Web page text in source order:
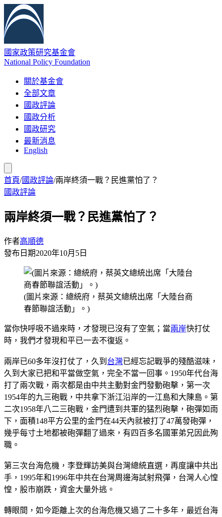
國家政策研究基金會
National Policy Foundation
關於基金會
全部文章
國政評論
國政分析
國政研究
最新消息
English
首頁/國政評論/兩岸終須一戰？民進黨怕了？
國政評論
兩岸終須一戰？民進黨怕了？
作者高順德
發布日期2020年10月5日
(圖片來源：總統府，蔡英文總統出席「大陸台商
春節聯誼活動」。)
當你快呼吸不過來時，才發現已沒有了空氣；當兩岸快打仗
時，我們才發現和平已一去不復返。
兩岸已60多年沒打仗了，久到 台灣已經忘記戰爭的殘酷滋味，
久到大家已把和平當做空氣，完全不當一回事。1950年代台海
打了兩次戰，兩次都是由中共主動對金門發動砲擊，第一次
1954年的九三砲戰，中共拿下浙江沿岸的一江島和大陳島。第
二次1958年八二三砲戰，金門遭到共軍的猛烈砲擊，砲彈如雨
下，面積148平方公里的金門在44天內就被打了47萬發砲彈，
幾乎每寸土地都被砲彈翻了過來，有四百多名國軍弟兄因此殉
職。
第三次台海危機，李登輝訪美與台灣總統直選，再度讓中共出
手，1995年和1996年中共在台灣周邊海試射飛彈，台灣人心惶
惶，股市崩跌，資金大量外逃。
轉眼間，如今距離上次的台海危機又過了二十多年，最近台海